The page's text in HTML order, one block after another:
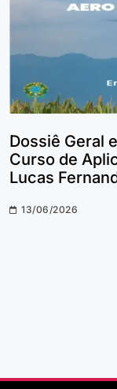
Dossiê Geral
Curso de
Lucas
13/06/2026